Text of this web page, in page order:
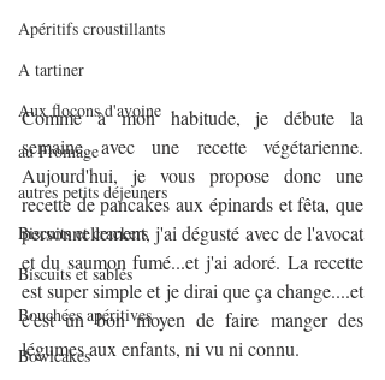
Apéritifs croustillants
A tartiner
Aux flocons d'avoine
au Fromage
autres petits déjeuners
Biscuits et crackers
Biscuits et sablés
Bouchées apéritives
Bowlcakes
Comme à mon habitude, je débute la
semaine avec une recette végétarienne.
Aujourd'hui, je vous propose donc une
recette de pancakes aux épinards et fêta, que
personnellement, j'ai dégusté avec de l'avocat
et du saumon fumé...et j'ai adoré. La recette
est super simple et je dirai que ça change....et
c'est un bon moyen de faire manger des
légumes aux enfants, ni vu ni connu.